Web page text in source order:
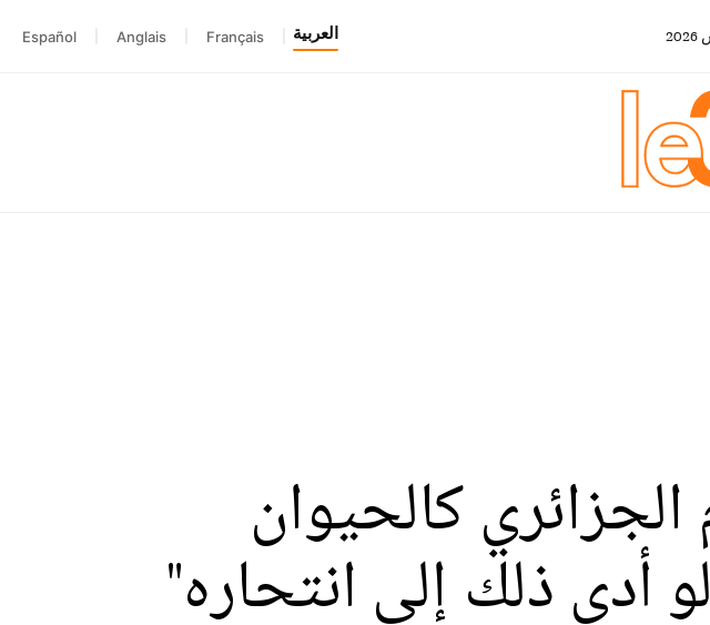
2026 العربية Français
Anglais
Español
كالحيوان
ذلك إلى انتحاره"